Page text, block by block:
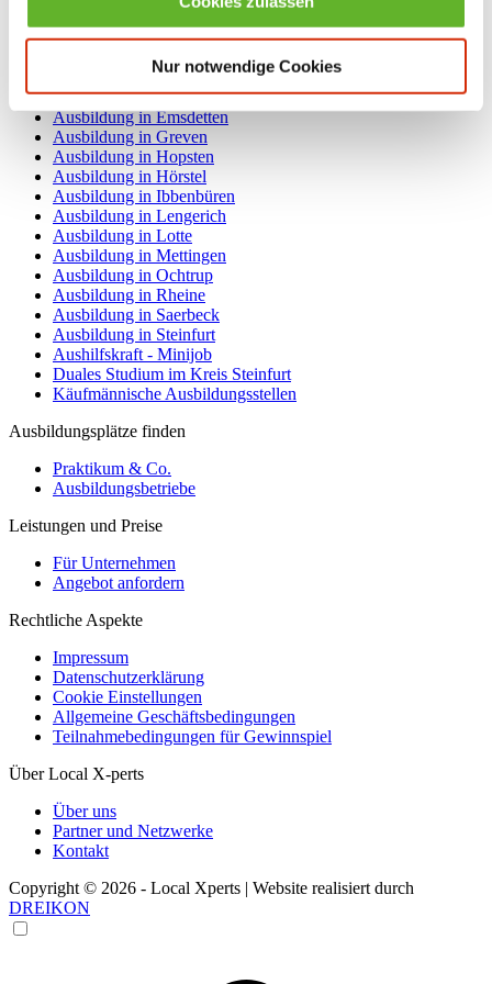
Nur notwendige Cookies
Ausbildung IT / Informatik
Ausbildung als Industriekaufmann / Industriekauffrau
Ausbildung als Mechaniker / Mechanikerin
Ausbildung im Handwerk
Ausbildung in Emsdetten
Ausbildung in Greven
Ausbildung in Hopsten
Ausbildung in Hörstel
Ausbildung in Ibbenbüren
Ausbildung in Lengerich
Ausbildung in Lotte
Ausbildung in Mettingen
Ausbildung in Ochtrup
Ausbildung in Rheine
Ausbildung in Saerbeck
Ausbildung in Steinfurt
Aushilfskraft - Minijob
Duales Studium im Kreis Steinfurt
Käufmännische Ausbildungsstellen
Ausbildungsplätze finden
Praktikum & Co.
Ausbildungsbetriebe
Leistungen und Preise
Für Unternehmen
Angebot anfordern
Rechtliche Aspekte
Impressum
Datenschutzerklärung
Cookie Einstellungen
Allgemeine Geschäftsbedingungen
Teilnahmebedingungen für Gewinnspiel
Über Local X-perts
Über uns
Partner und Netzwerke
Kontakt
Copyright © 2026 - Local Xperts | Website realisiert durch
DREIKON